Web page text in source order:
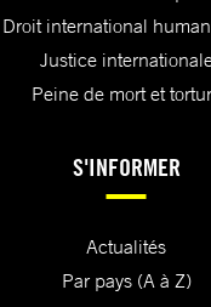
Droit international
Justice
Peine de mort et
S'INFORMER
Actualités
Par pays (A à Z)